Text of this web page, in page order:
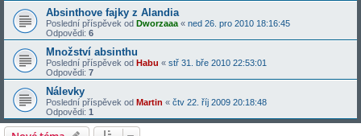
Absinthove fajky z Alandia
Poslední příspěvek od Dworzaaa « ned 26. pro 2010 18:16:45
Odpovědi: 6
Množství absinthu
Poslední příspěvek od Habu « stř 31. bře 2010 22:53:01
Odpovědi: 7
Nálevky
Poslední příspěvek od Martin « čtv 22. říj 2009 20:18:48
Odpovědi: 1